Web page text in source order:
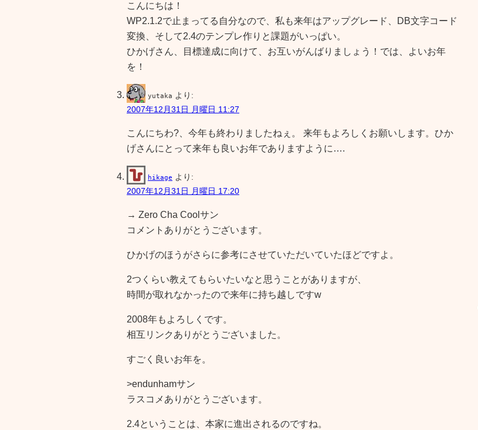
こんにちは！
WP2.1.2で止まってる自分なので、私も来年はアップグレード、DB文字コード
変換、そして2.4のテンプレ作りと課題がいっぱい。
ひかげさん、目標達成に向けて、お互いがんばりましょう！では、よいお年
を！
yutaka より:
2007年12月31日 月曜日 11:27
こんにちわ?、今年も終わりましたねぇ。 来年もよろしくお願いします。ひか
げさんにとって来年も良いお年でありますように….
hikage より:
2007年12月31日 月曜日 17:20
→ Zero Cha Coolサン
コメントありがとうございます。
ひかげのほうがさらに参考にさせていただいていたほどですよ。
2つくらい教えてもらいたいなと思うことがありますが、
時間が取れなかったので来年に持ち越しですw
2008年もよろしくです。
相互リンクありがとうございました。
すごく良いお年を。
>endunhamサン
ラスコメありがとうございます。
2.4ということは、本家に進出されるのですね。